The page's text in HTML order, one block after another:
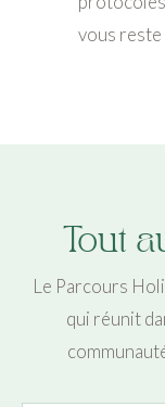
vous
Tout
Le Parcours
qui réunit